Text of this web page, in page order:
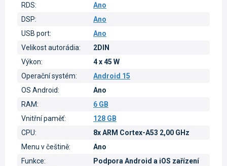
RDS:
Ano
DSP:
Ano
USB port:
Ano
Velikost autorádia:
2DIN
Výkon:
4 x 45 W
Operační systém:
Android 15
OS Android:
Ano
RAM:
6 GB
Vnitřní paměť:
128 GB
CPU:
8x ARM Cortex-A53 2,00 GHz
Menu v češtině:
Ano
Funkce:
Podpora Android a iOS zařízení